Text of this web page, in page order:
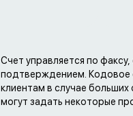
Счет управляется по
подтверждением. Кодовое
клиентам в случае больших
могут задать некоторые